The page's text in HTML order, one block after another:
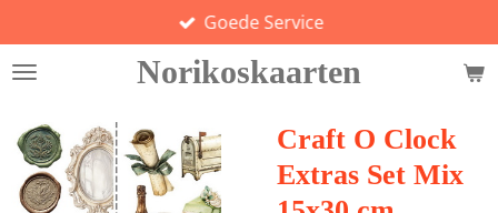
direct
naar
hoofdinhoud
Norikoskaarten
Goede Service
Craft O Clock
Extras Set Mix